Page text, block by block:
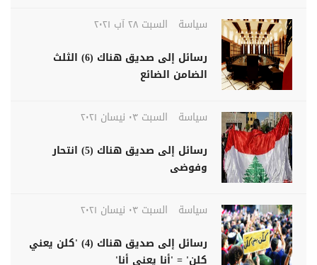
سياسة
السبت ٢٨ آب ٢٠٢١
رسائل إلى صديق هناك (6) الثلث
الضامن الضائع
سياسة
السبت ٠٣ نيسان ٢٠٢١
رسائل إلى صديق هناك (5) انتحار
وفوضى
سياسة
السبت ٠٣ نيسان ٢٠٢١
رسائل إلى صديق هناك (4) 'كلن يعني
كلن' = 'أنا يعني أنا'